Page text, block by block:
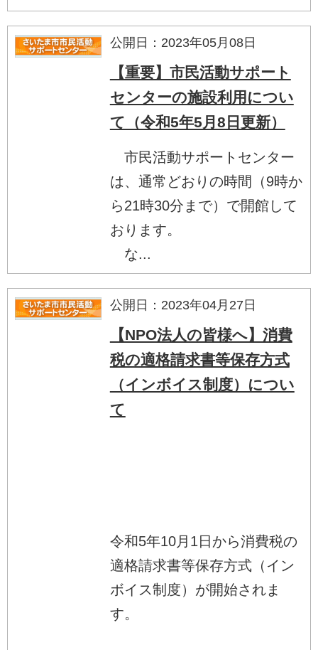
公開日：2023年05月08日
【重要】市民活動サポート
センターの施設利用につい
て（令和5年5月8日更新）
市民活動サポートセンター
は、通常どおりの時間（9時か
ら21時30分まで）で開館して
おります。
な...
公開日：2023年04月27日
【NPO法人の皆様へ】消費
税の適格請求書等保存方式
（インボイス制度）につい
て
令和5年10月1日から消費税の
適格請求書等保存方式（イン
ボイス制度）が開始されま
す。